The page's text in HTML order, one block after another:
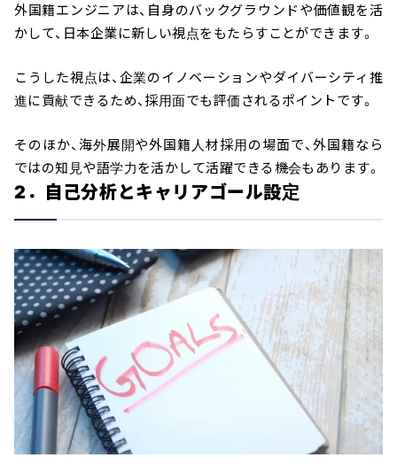
外国籍エンジニアは、自身のバックグラウンドや価値観を活
かして、日本企業に新しい視点をもたらすことができます。
こうした視点は、企業のイノベーションやダイバーシティ推
進に貢献できるため、採用面でも評価されるポイントです。
そのほか、海外展開や外国籍人材採用の場面で、外国籍なら
ではの知見や語学力を活かして活躍できる機会もあります。
2．自己分析とキャリアゴール設定